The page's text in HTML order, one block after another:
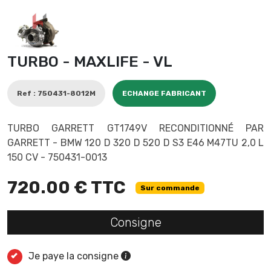
TURBO - MAXLIFE - VL
Ref : 750431-8012M ECHANGE FABRICANT
TURBO GARRETT GT1749V RECONDITIONNÉ PAR
GARRETT - BMW 120 D 320 D 520 D S3 E46 M47TU 2,0 L
150 CV - 750431-0013
720.00 € TTC Sur commande
Consigne
Je paye la consigne